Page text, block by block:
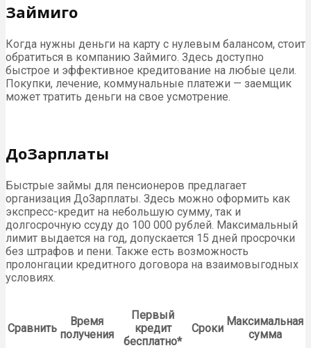
Займиго
Когда нужны деньги на карту с нулевым балансом, стоит
обратиться в компанию Займиго. Здесь доступно
быстрое и эффективное кредитование на любые цели.
Покупки, лечение, коммунальные платежи — заемщик
может тратить деньги на свое усмотрение.
ДоЗарплаты
Быстрые займы для пенсионеров предлагает
организация ДоЗарплаты. Здесь можно оформить как
экспресс-кредит на небольшую сумму, так и
долгосрочную ссуду до 100 000 рублей. Максимальный
лимит выдается на год, допускается 15 дней просрочки
без штрафов и пени. Также есть возможность
пролонгации кредитного договора на взаимовыгодных
условиях.
Сравнить
Время
получения
Первый
кредит
бесплатно*
Сроки
Максимальная
сумма